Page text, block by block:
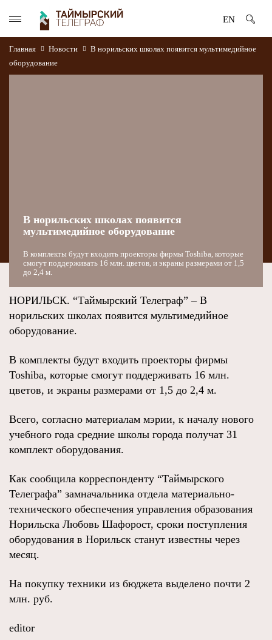
EN
Главная Новости
В норильских школах появится мультимедийное
оборудование
В норильских школах появится
мультимедийное оборудование
В комплекты будут входить проекторы фирмы Toshiba, которые
смогут поддерживать 16 млн. цветов, и экраны размерами от 1,5
до 2,4 м.
НОРИЛЬСК. “Таймырский Телеграф” – В
норильских школах появится мультимедийное
оборудование.
В комплекты будут входить проекторы фирмы
Toshiba, которые смогут поддерживать 16 млн.
цветов, и экраны размерами от 1,5 до 2,4 м.
Всего, согласно материалам мэрии, к началу нового
учебного года средние школы города получат 31
комплект оборудования.
Как сообщила корреспонденту “Таймырского
Телеграфа” замначальника отдела материально-
технического обеспечения управления образования
Норильска Любовь Шафорост, сроки поступления
оборудования в Норильск станут известны через
месяц.
На покупку техники из бюджета выделено почти 2
млн. руб.
editor